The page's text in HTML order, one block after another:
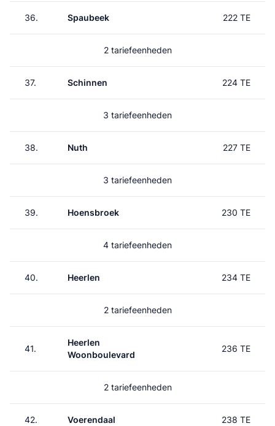
36. Spaubeek 222 TE
2 tariefeenheden
37. Schinnen 224 TE
3 tariefeenheden
38. Nuth 227 TE
3 tariefeenheden
39. Hoensbroek 230 TE
4 tariefeenheden
40. Heerlen 234 TE
2 tariefeenheden
41.
Heerlen
Woonboulevard
236 TE
2 tariefeenheden
42. Voerendaal 238 TE